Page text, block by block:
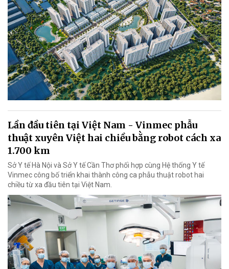
Lần đầu tiên tại Việt Nam - Vinmec phẫu
thuật xuyên Việt hai chiều bằng robot cách xa
1.700 km
Sở Y tế Hà Nội và Sở Y tế Cần Thơ phối hợp cùng Hệ thống Y tế
Vinmec công bố triển khai thành công ca phẫu thuật robot hai
chiều từ xa đầu tiên tại Việt Nam.